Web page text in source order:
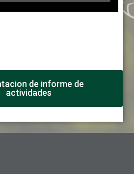
de informe de
actividades